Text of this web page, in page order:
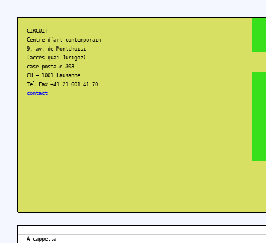
CIRCUIT
Centre d’art contemporain
9, av. de Montchoisi
(accès quai Jurigoz)
case postale 303
CH – 1001 Lausanne
Tel Fax +41 21 601 41 70
contact
A cappella